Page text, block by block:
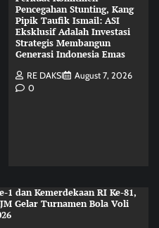
Pencegahan Stunting, Kang
Pipik Taufik Ismail: ASI
Eksklusif Adalah Investasi
Strategis Membangun
Generasi Indonesia Emas
RE DAKSI
August 7, 2026
0
1 dan Kemerdekaan RI Ke-81,
Gelar Turnamen Bola Voli